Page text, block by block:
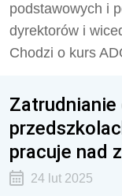
podstawowych i
dyrektorów i
Chodzi o kurs
pracuje nad
24 lut 2025